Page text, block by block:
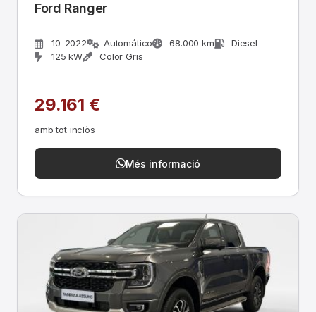
Ford Ranger
10-2022 Automático 68.000 km
Diesel
125 kW
Color Gris
29.161 €
amb tot inclòs
Més informació